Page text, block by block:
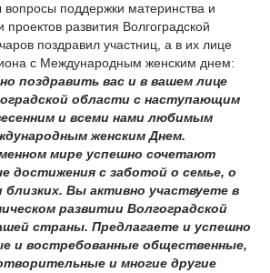
поддержки материнства и
проектов развития Волгоградской
поздравил участниц, а в их лице
с Международным женским днем:
поздравить вас и в вашем лице
области с наступающим
и всеми нами любимым
женским Днем.
мире успешно сочетают
достижения с заботой о семье, о
Вы активно участвуете в
развитии Волгоградской
страны. Предлагаете и успешно
и востребованные общественные,
и многие другие